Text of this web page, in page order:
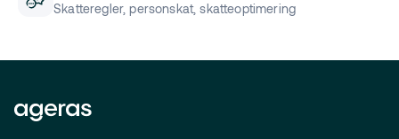
Skatteregler, personskat, skatteoptimering